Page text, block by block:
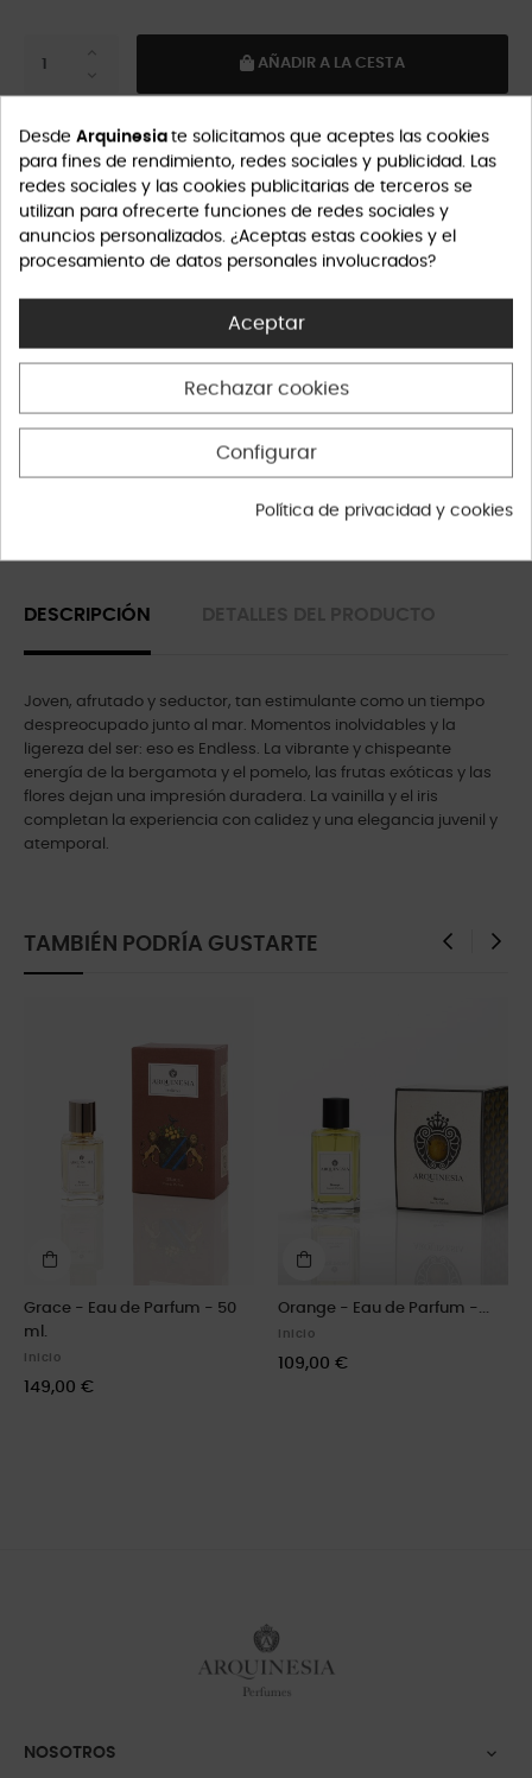
AÑADIR A LA CESTA
Política de envíos
Política de devolución
DESCRIPCIÓN
Joven, afrutado y seductor, tan estimulante como un tiempo
despreocupado junto al mar. Momentos inolvidables y la
ligereza del ser: eso es Endless. La vibrante y chispeante
energía de la bergamota y el pomelo, las frutas exóticas y las
flores dejan una impresión duradera. La vainilla y el iris
completan la experiencia con calidez y una elegancia juvenil y
atemporal.
TAMBIÉN PODRÍA GUSTARTE
Grace - Eau de Parfum - 50
ml.
Inicio
149,00 €
Orange - Eau de Parfum -...
Inicio
109,00 €
NOSOTROS 
Desde Arquinesia te solicitamos que aceptes las cookies
para fines de rendimiento, redes sociales y publicidad. Las
redes sociales y las cookies publicitarias de terceros se
utilizan para ofrecerte funciones de redes sociales y
anuncios personalizados. ¿Aceptas estas cookies y el
procesamiento de datos personales involucrados?
Aceptar
Rechazar cookies
Configurar
Política de privacidad y cookies